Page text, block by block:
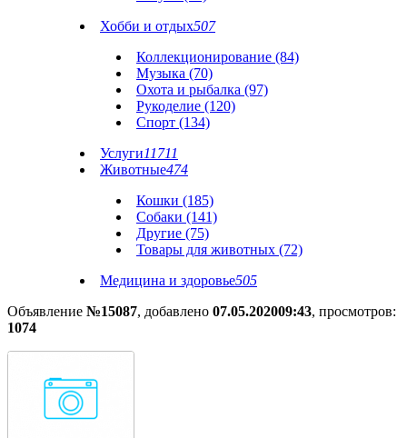
Хобби и отдых507
Коллекционирование (84)
Музыка (70)
Охота и рыбалка (97)
Рукоделие (120)
Спорт (134)
Услуги11711
Животные474
Кошки (185)
Собаки (141)
Другие (75)
Товары для животных (72)
Медицина и здоровье505
Объявление №15087, добавлено 07.05.202009:43, просмотров:
1074